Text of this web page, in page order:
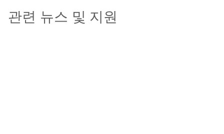
관련 뉴스 및 지원